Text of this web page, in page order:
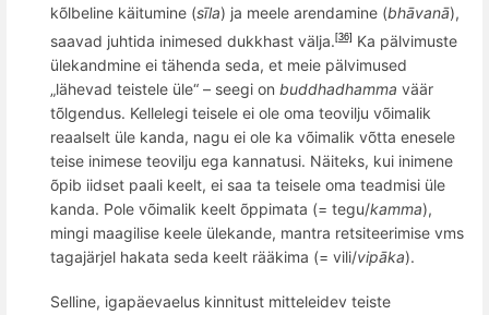
kõlbeline käitumine (sīla) ja meele arendamine (bhāvanā),
saavad juhtida inimesed dukkhast välja. [36]
Ka pälvimuste
ülekandmine ei tähenda seda, et meie pälvimused
„lähevad teistele üle“ – seegi on buddhadhamma väär
tõlgendus. Kellelegi teisele ei ole oma teovilju võimalik
reaalselt üle kanda, nagu ei ole ka võimalik võtta enesele
teise inimese teovilju ega kannatusi. Näiteks, kui inimene
õpib iidset paali keelt, ei saa ta teisele oma teadmisi üle
kanda. Pole võimalik keelt õppimata (= tegu/kamma),
mingi maagilise keele ülekande, mantra retsiteerimise vms
tagajärjel hakata seda keelt rääkima (= vili/vipāka).
Selline, igapäevaelus kinnitust mitteleidev teiste